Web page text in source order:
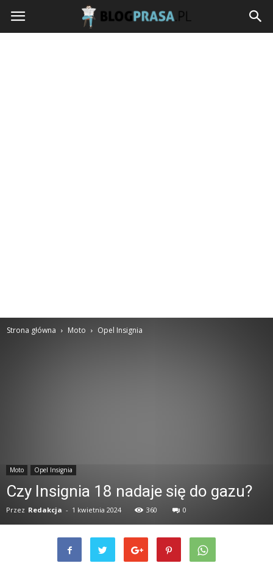
blogprasa.pl
Strona główna Moto Opel Insignia
Moto Opel Insignia
Czy Insignia 18 nadaje się do gazu?
Przez Redakcja - 1 kwietnia 2024 360 0